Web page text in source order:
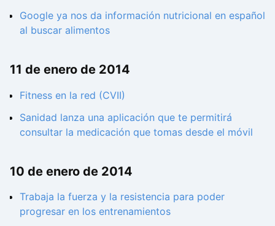
Google ya nos da información nutricional en español
al buscar alimentos
11 de enero de 2014
Fitness en la red (CVII)
Sanidad lanza una aplicación que te permitirá
consultar la medicación que tomas desde el móvil
10 de enero de 2014
Trabaja la fuerza y la resistencia para poder
progresar en los entrenamientos